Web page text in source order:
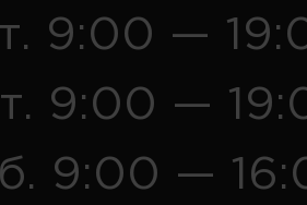
9:00 —
9:00 —
9:00 —